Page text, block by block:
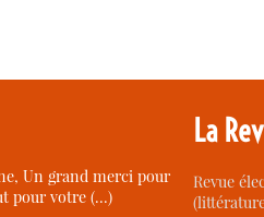
Un grand merci pour
pour votre (…)
La
Revue